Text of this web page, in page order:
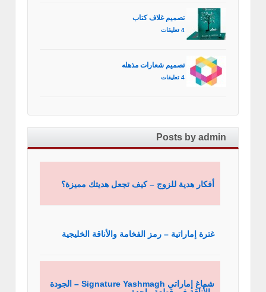
تصميم غلاف كتاب
4 تعليقات
تصميم شعارات مذهله
4 تعليقات
Posts by admin
أفكار هدية للزوج – كيف تجعل هديتك مميزة؟
غترة إماراتية – رمز الفخامة والأناقة الخليجية
شماغ إماراتي Signature Yashmagh – الجودة